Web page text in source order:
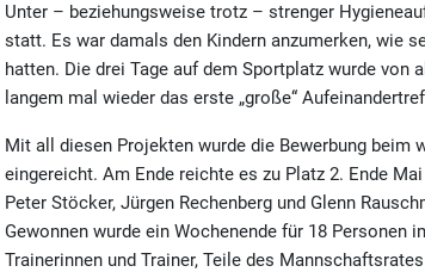
Unter – beziehungsweise trotz – strenger
statt. Es war damals den Kindern anzumerken, wie
hatten. Die drei Tage auf dem Sportplatz wurde
langem mal wieder das erste „große“
Mit all diesen Projekten wurde die Bewerbung beim
eingereicht. Am Ende reichte es zu Platz 2. Ende
Peter Stöcker, Jürgen Rechenberg und Glenn
Gewonnen wurde ein Wochenende für 18 Personen
Trainerinnen und Trainer, Teile des